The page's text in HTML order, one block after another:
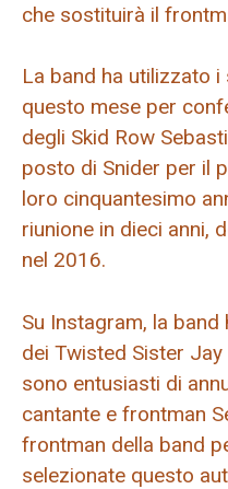
che sostituirà il
La band ha utilizzato i
questo mese per
degli Skid Row
posto di Snider per il
loro cinquantesimo
riunione in dieci anni,
nel 2016.
Su Instagram, la
dei Twisted Sister
sono entusiasti di
cantante e frontman
frontman della band
selezionate questo